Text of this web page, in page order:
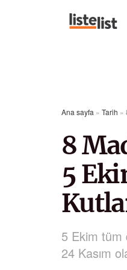
Ana sayfa » Tarih »
8
5
5 Ekim tüm
24 Kasım